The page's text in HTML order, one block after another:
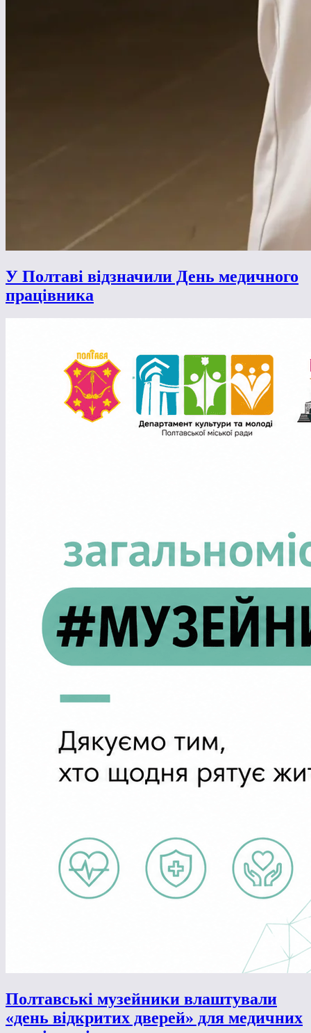
У Полтаві відзначили День медичного
працівника
Полтавські музейники влаштували
«день відкритих дверей» для медичних